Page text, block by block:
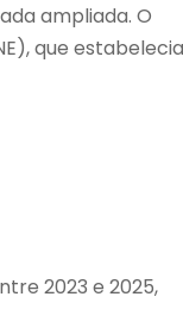
ampliada. O
que estabelecia
2023 e 2025,